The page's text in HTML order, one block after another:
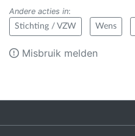
Andere acties in:
Stichting / VZW Wens
Misbruik melden